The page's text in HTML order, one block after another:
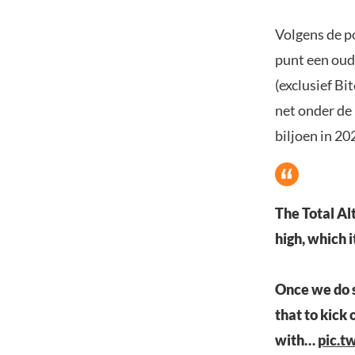
Volgens de
punt een
(exclusief
net onder
biljoen in
The Total
high, which
Once we do
that to kick
with…